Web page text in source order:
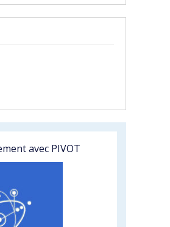
avec PIVOT